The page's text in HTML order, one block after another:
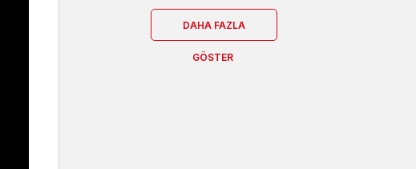
DAHA FAZLA
GÖSTER